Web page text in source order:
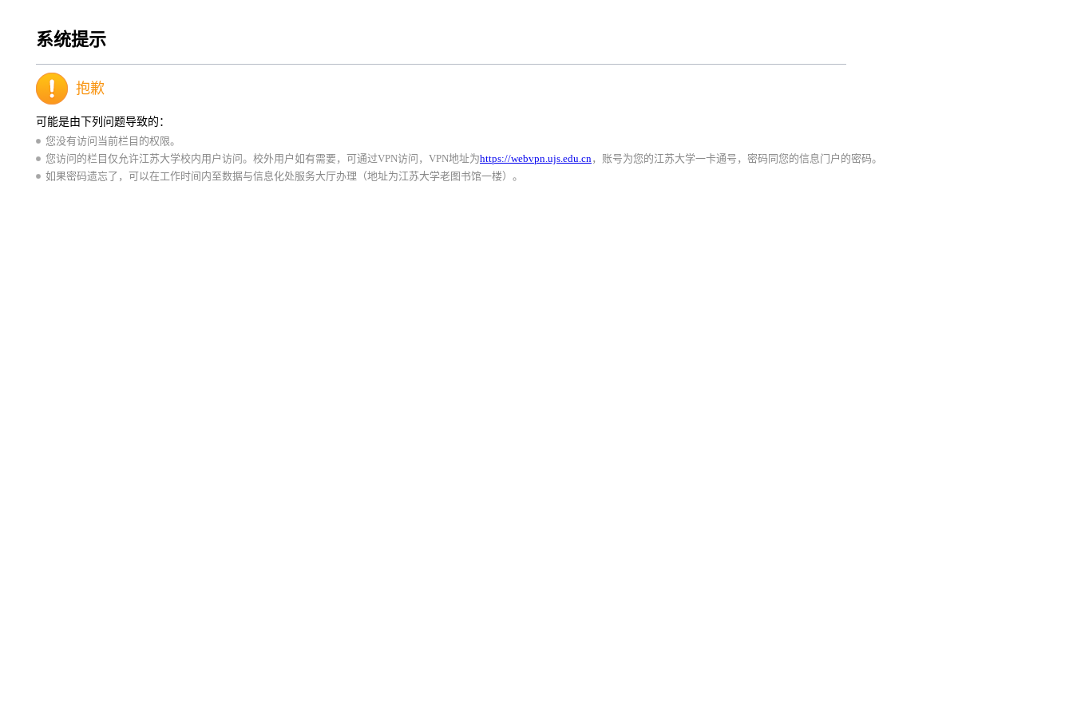
系统提示
抱歉
可能是由下列问题导致的：
您没有访问当前栏目的权限。
您访问的栏目仅允许江苏大学校内用户访问。校外用户如有需要，可通过VPN访问，VPN地址为https://webvpn.ujs.edu.cn，账号为您的江苏大学一卡通号，密码同您的信息门户的密码。
如果密码遗忘了，可以在工作时间内至数据与信息化处服务大厅办理（地址为江苏大学老图书馆一楼）。